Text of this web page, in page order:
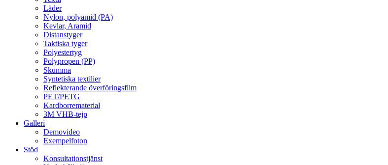
Läder
Nylon, polyamid (PA)
Kevlar, Aramid
Distanstyger
Taktiska tyger
Polyestertyg
Polypropen (PP)
Skumma
Syntetiska textilier
Reflekterande överföringsfilm
PET/PETG
Kardborrematerial
3M VHB-tejp
Galleri
Demovideo
Exempelfoton
Stöd
Konsultationstjänst